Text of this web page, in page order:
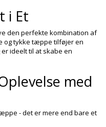
i Et
den perfekte kombination af
og tykke tæppe tilføjer en
ideelt til at skabe en
med
- det er mere end bare et